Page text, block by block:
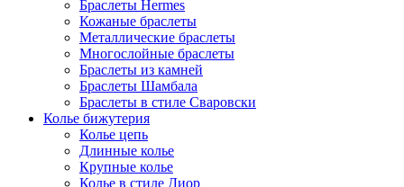
Браслеты Hermes
Кожаные браслеты
Металлические браслеты
Многослойные браслеты
Браслеты из камней
Браслеты Шамбала
Браслеты в стиле Сваровски
Колье бижутерия
Колье цепь
Длинные колье
Крупные колье
Колье в стиле Диор